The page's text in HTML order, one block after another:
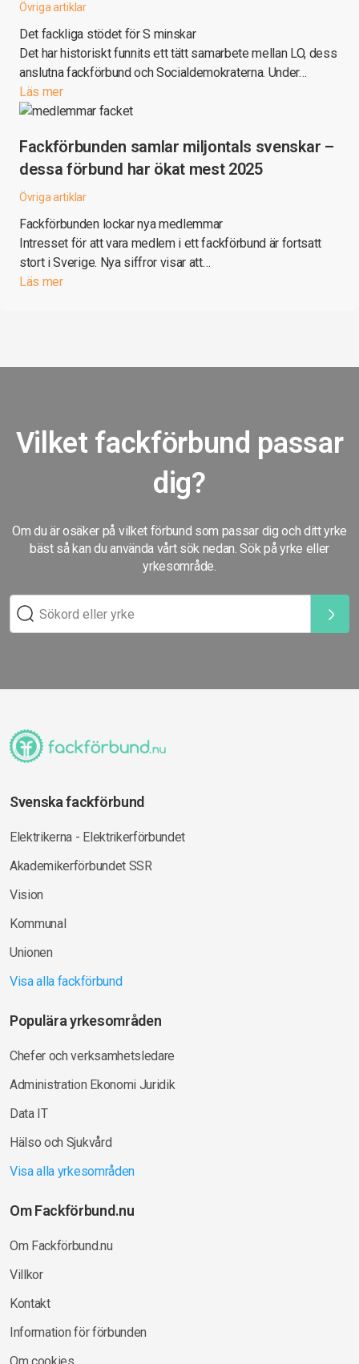
Övriga artiklar
Det fackliga stödet för S minskar
Det har historiskt funnits ett tätt samarbete mellan LO, dess
anslutna fackförbund och Socialdemokraterna. Under…
Läs mer
Fackförbunden samlar miljontals svenskar –
dessa förbund har ökat mest 2025
Övriga artiklar
Fackförbunden lockar nya medlemmar
Intresset för att vara medlem i ett fackförbund är fortsatt
stort i Sverige. Nya siffror visar att…
Läs mer
Vilket fackförbund passar
dig?
Om du är osäker på vilket förbund som passar dig och ditt yrke
bäst så kan du använda vårt sök nedan. Sök på yrke eller
yrkesområde.
Svenska fackförbund
Elektrikerna - Elektrikerförbundet
Akademikerförbundet SSR
Vision
Kommunal
Unionen
Visa alla fackförbund
Populära yrkesområden
Chefer och verksamhetsledare
Administration Ekonomi Juridik
Data IT
Hälso och Sjukvård
Visa alla yrkesområden
Om Fackförbund.nu
Om Fackförbund.nu
Villkor
Kontakt
Information för förbunden